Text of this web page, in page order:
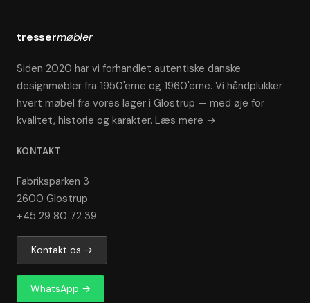
tressermøbler
Siden 2020 har vi forhandlet autentiske danske
designmøbler fra 1950'erne og 1960'erne. Vi håndplukker
hvert møbel fra vores lager i Glostrup — med øje for
kvalitet, historie og karakter. Læs mere →
KONTAKT
Fabriksparken 3
2600 Glostrup
+45 29 80 72 39
Kontakt os →
WhatsApp →